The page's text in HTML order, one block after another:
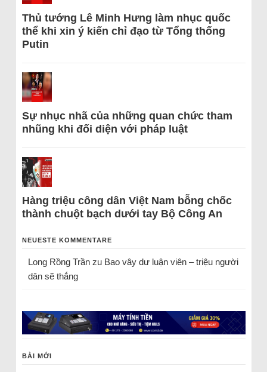
Thủ tướng Lê Minh Hưng làm nhục quốc
thể khi xin ý kiến chỉ đạo từ Tổng thống
Putin
Sự nhục nhã của những quan chức tham
nhũng khi đối diện với pháp luật
Hàng triệu công dân Việt Nam bỗng chốc
thành chuột bạch dưới tay Bộ Công An
NEUESTE KOMMENTARE
Long Rồng Trầnzu Bao vây dư luận viên – triệu người
dân sẽ thắng
BÀI MỚI